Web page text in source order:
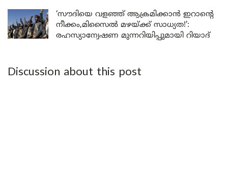
‘സൗദിയെ വളഞ്ഞ് ആക്രമിക്കാൻ ഇറാന്റെ
നീക്കം,മിസൈൽ മഴയ്ക്ക് സാധ്യത!’:
രഹസ്യാന്വേഷണ മുന്നറിയിപ്പുമായി റിയാദ്
Discussion about this post